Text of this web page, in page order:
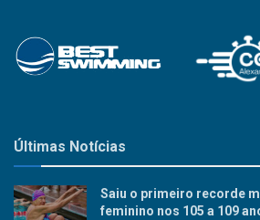
Últimas Notícias
Saiu o primeiro recorde
feminino nos 105 a 109